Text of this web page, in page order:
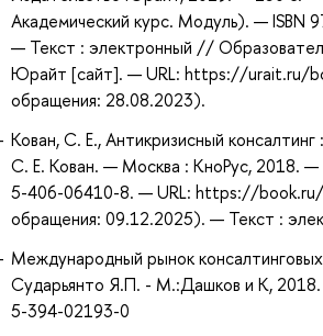
Академический курс. Модуль). — ISBN
— Текст : электронный //
Юрайт [сайт]. — URL: https://urait.ru/
обращения: 28.08.2023).
Кован, С. Е., Антикризисный
С. Е. Кован. — Москва : КноРус, 2018.
5-406-06410-8. — URL: https://
обращения: 09.12.2025). — Текст :
Международный рынок
Сударьянто Я.П. - М.:Дашков и К, 2018.
5-394-02193-0